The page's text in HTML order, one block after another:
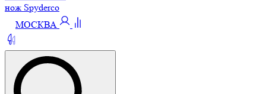
нож Spyderco
МОСКВА